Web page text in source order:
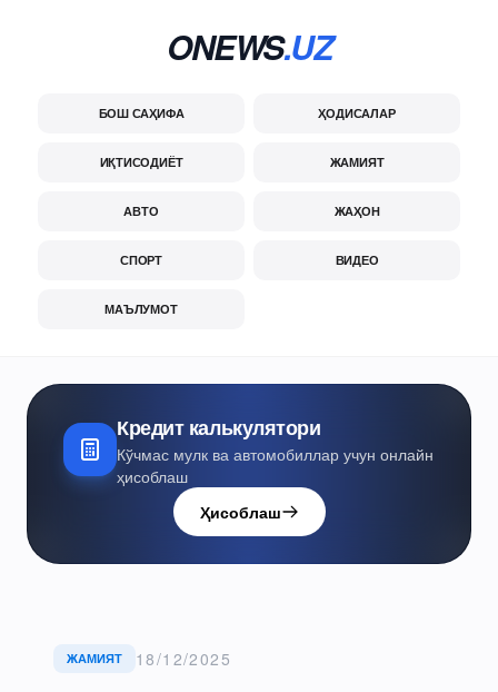
ONEWS.UZ
БОШ САҲИФА ҲОДИСАЛАР
ИҚТИСОДИЁТ ЖАМИЯТ
АВТО ЖАҲОН
СПОРТ ВИДЕО
МАЪЛУМОТ
Кредит калькулятори
Кўчмас мулк ва автомобиллар учун онлайн
ҳисоблаш
Ҳисоблаш
ЖАМИЯТ 18/12/2025